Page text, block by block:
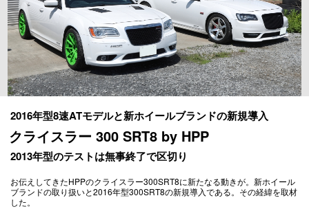
2016年型8速ATモデルと新ホイールブランドの新規導入
クライスラー 300 SRT8 by HPP
2013年型のテストは無事終了で区切り
お伝えしてきたHPPのクライスラー300SRT8に新たなる動きが。新ホイール
ブランドの取り扱いと2016年型300SRT8の新規導入である。その経緯を取材
した。